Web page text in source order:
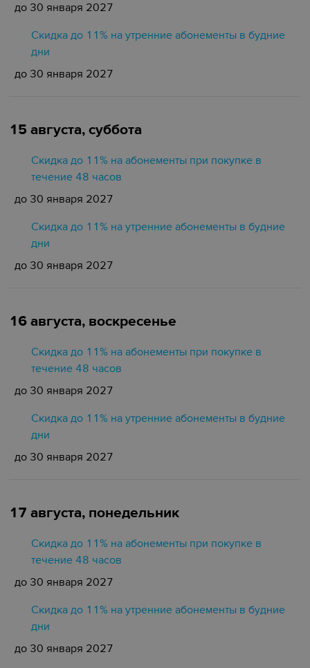
до 30 января 2027
Скидка до 11% на утренние абонементы в будние
дни
до 30 января 2027
15 августа, суббота
Скидка до 11% на абонементы при покупке в
течение 48 часов
до 30 января 2027
Скидка до 11% на утренние абонементы в будние
дни
до 30 января 2027
16 августа, воскресенье
Скидка до 11% на абонементы при покупке в
течение 48 часов
до 30 января 2027
Скидка до 11% на утренние абонементы в будние
дни
до 30 января 2027
17 августа, понедельник
Скидка до 11% на абонементы при покупке в
течение 48 часов
до 30 января 2027
Скидка до 11% на утренние абонементы в будние
дни
до 30 января 2027